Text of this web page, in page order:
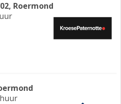
Roermond